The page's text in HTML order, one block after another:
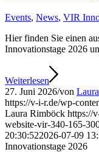
Events, News, VIR
Hier finden Sie einen
Innovationstage 2026
Weiterlesen
27. Juni 2026/von
https://v-i-r.de/wp-
Laura Rimböck https://
website-vir-340-165-
20:30:522026-07-09
Innovationstage 2026